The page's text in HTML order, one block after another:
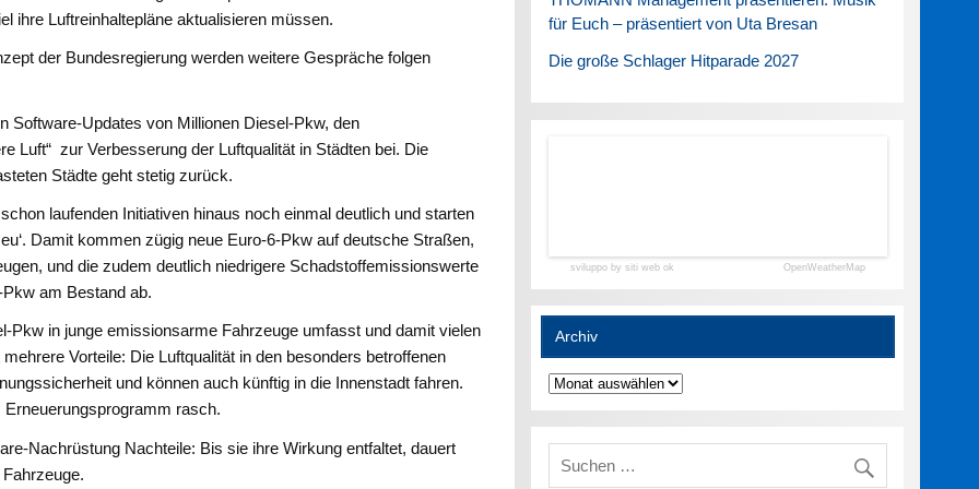
ihre Luftreinhaltepläne aktualisieren müssen.
der Bundesregierung werden weitere Gespräche folgen
Software-Updates von Millionen Diesel-Pkw, den
Luft“ zur Verbesserung der Luftqualität in Städten bei. Die
Städte geht stetig zurück.
laufenden Initiativen hinaus noch einmal deutlich und starten
Damit kommen zügig neue Euro-6-Pkw auf deutsche Straßen,
und die zudem deutlich niedrigere Schadstoffemissionswerte
am Bestand ab.
in junge emissionsarme Fahrzeuge umfasst und damit vielen
Vorteile: Die Luftqualität in den besonders betroffenen
und können auch künftig in die Innenstadt fahren.
rasch.
Nachrüstung Nachteile: Bis sie ihre Wirkung entfaltet, dauert
für Euch – präsentiert von Uta Bresan
Die große Schlager Hitparade 2027
sviluppo by siti web ok OpenWeatherMap
Archiv
Archiv